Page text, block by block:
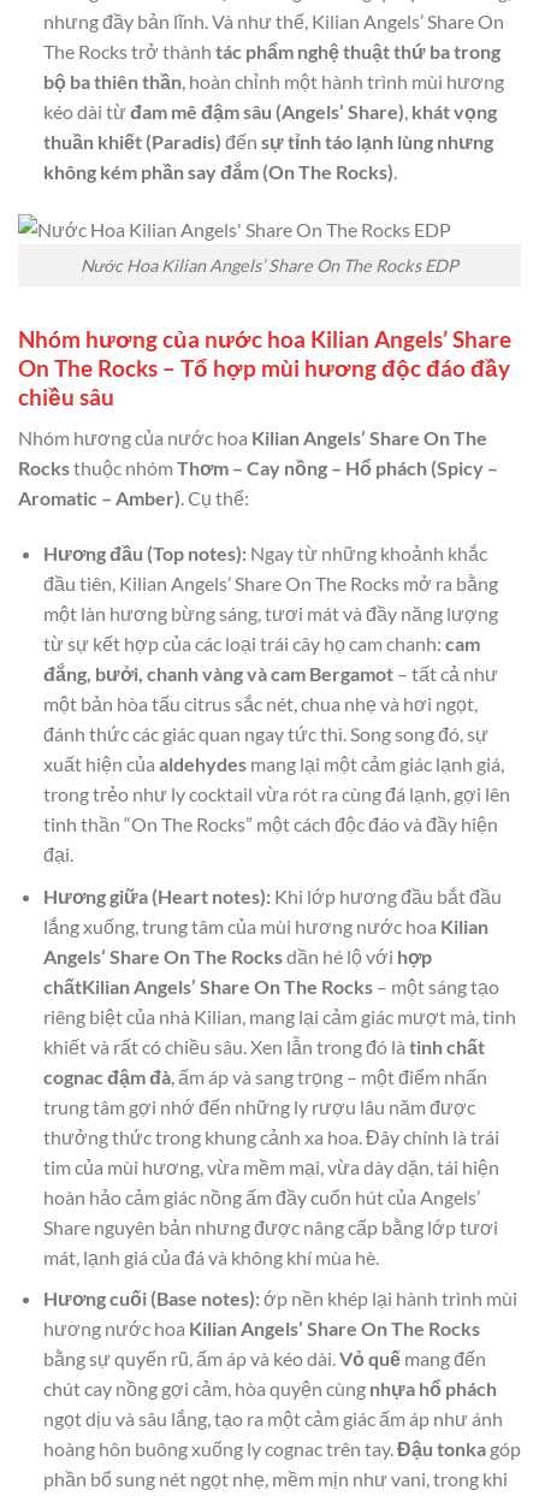
nhưng đầy bản lĩnh. Và như thế, Kilian Angels’ Share On
The Rocks trở thành tác phẩm nghệ thuật thứ ba trong
bộ ba thiên thần, hoàn chỉnh một hành trình mùi hương
kéo dài từđam mê đậm sâu (Angels’ Share), khát vọng
thuần khiết (Paradis) đến sự tỉnh táo lạnh lùng nhưng
không kém phần say đắm (On The Rocks).
Nước Hoa Kilian Angels’ Share On The Rocks EDP
Nhóm hương của nước hoa Kilian Angels’ Share
On The Rocks – Tổ hợp mùi hương độc đáo đầy
chiều sâu
Nhóm hương của nước hoa Kilian Angels’ Share On The
Rocksthuộc nhóm Thơm – Cay nồng – Hổ phách (Spicy –
Aromatic – Amber). Cụ thể:
Hương đầu (Top notes): Ngay từ những khoảnh khắc
đầu tiên, Kilian Angels’ Share On The Rocks mở ra bằng
một làn hương bừng sáng, tươi mát và đầy năng lượng
từ sự kết hợp của các loại trái cây họ cam chanh: cam
đắng, bưởi, chanh vàng và cam Bergamot– tất cả như
một bản hòa tấu citrus sắc nét, chua nhẹ và hơi ngọt,
đánh thức các giác quan ngay tức thì. Song song đó, sự
xuất hiện của aldehydesmang lại một cảm giác lạnh giá,
trong trẻo như ly cocktail vừa rót ra cùng đá lạnh, gợi lên
tinh thần “On The Rocks” một cách độc đáo và đầy hiện
đại.
Hương giữa (Heart notes): Khi lớp hương đầu bắt đầu
lắng xuống, trung tâm của mùi hương nước hoa Kilian
Angels’ Share On The Rocksdần hé lộ với hợp
chấtKilian Angels’ Share On The Rocks– một sáng tạo
riêng biệt của nhà Kilian, mang lại cảm giác mượt mà, tinh
khiết và rất có chiều sâu. Xen lẫn trong đó là tinh chất
cognac đậm đà, ấm áp và sang trọng – một điểm nhấn
trung tâm gợi nhớ đến những ly rượu lâu năm được
thưởng thức trong khung cảnh xa hoa. Đây chính là trái
tim của mùi hương, vừa mềm mại, vừa dày dặn, tái hiện
hoàn hảo cảm giác nồng ấm đầy cuốn hút của Angels’
Share nguyên bản nhưng được nâng cấp bằng lớp tươi
mát, lạnh giá của đá và không khí mùa hè.
Hương cuối (Base notes):ớp nền khép lại hành trình mùi
hương nước hoa Kilian Angels’ Share On The Rocks
bằng sự quyến rũ, ấm áp và kéo dài.Vỏ quếmang đến
chút cay nồng gợi cảm, hòa quyện cùng nhựa hổ phách
ngọt dịu và sâu lắng, tạo ra một cảm giác ấm áp như ánh
hoàng hôn buông xuống ly cognac trên tay.Đậu tonkagóp
phần bổ sung nét ngọt nhẹ, mềm mịn như vani, trong khi